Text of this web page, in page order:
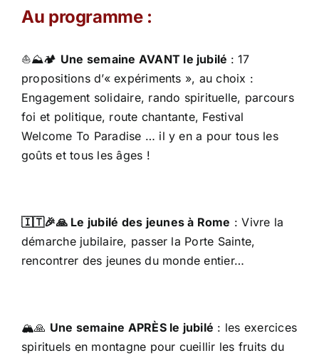
Au programme :
⛵️⛰🏕 Une semaine AVANT le jubilé : 17
propositions d’« expériments », au choix :
Engagement solidaire, rando spirituelle, parcours
foi et politique, route chantante, Festival
Welcome To Paradise … il y en a pour tous les
goûts et tous les âges !
🇮🇹🎉🙏 Le jubilé des jeunes à Rome : Vivre la
démarche jubilaire, passer la Porte Sainte,
rencontrer des jeunes du monde entier…
🏔️🙏 Une semaine APRÈS le jubilé : les exercices
spirituels en montagne pour cueillir les fruits du